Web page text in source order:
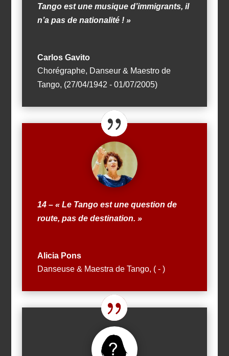
Tango est une musique d’immigrants, il
n’a pas de nationalité ! »
Carlos Gavito
Chorégraphe, Danseur & Maestro de
Tango, (27/04/1942 - 01/07/2005)
14 – « Le Tango est une question de
route, pas de destination. »
Alicia Pons
Danseuse & Maestra de Tango, ( - )